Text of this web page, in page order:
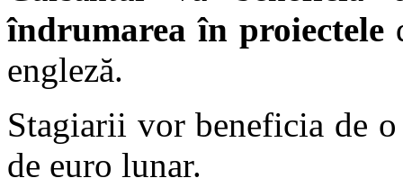
îndrumarea în proiectele
engleză.
Stagiarii vor beneficia de
de euro lunar.